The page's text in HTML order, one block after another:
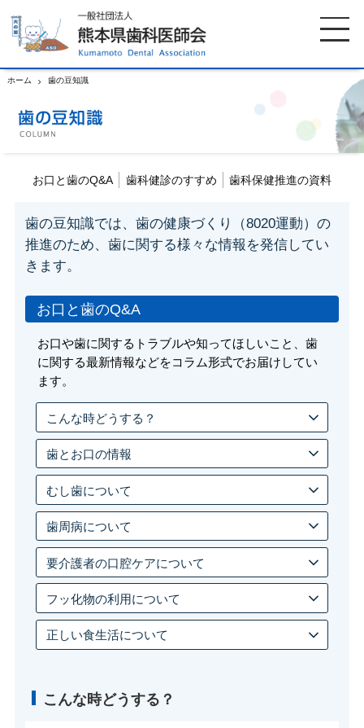
ホーム 歯の豆知識
お口と歯のQ&A 歯科健診のすすめ 歯科保健推進の資料
歯の豆知識では、歯の健康づくり（8020運動）の
推進のため、歯に関する様々な情報を発信してい
きます。
お口と歯のQ&A
お口や歯に関するトラブルや知ってほしいこと、歯
に関する最新情報などをコラム形式でお届けしてい
ます。
こんな時どうする？
歯とお口の情報
むし歯について
歯周病について
要介護者の口腔ケアについて
フッ化物の利用について
正しい食生活について
こんな時どうする？
ホーム 歯科医師会について
歯科医院検索 休日当番医
イベント案内 歯の豆知識
国保組合からのお知らせ 熊本歯科衛生士専門学院
会員専用ページ プライバシーポリシー
サイトマップ